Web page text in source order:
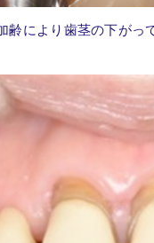
齢により歯茎の下がっ